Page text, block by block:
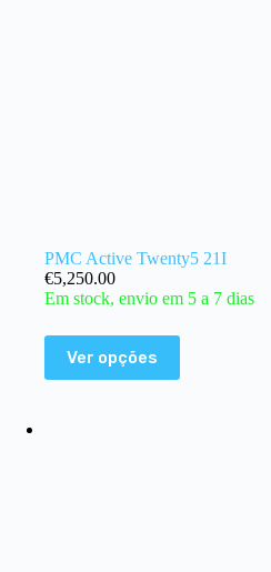
PMC Active Twenty5 21I
€5,250.00
Em stock, envio em 5 a 7 dias
Ver opções